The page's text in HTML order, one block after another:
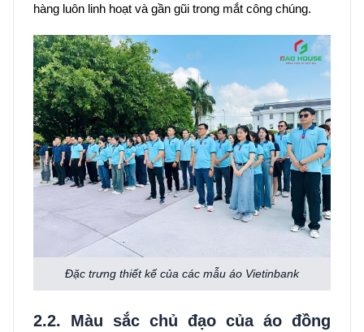
hàng luôn linh hoạt và gần gũi trong mắt công chúng.
Đặc trưng thiết kế của các mẫu áo Vietinbank
2.2. Màu sắc chủ đạo của áo đồng